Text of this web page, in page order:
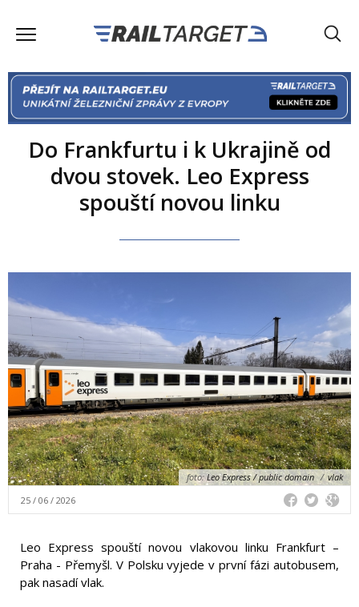
Do Frankfurtu i k Ukrajině od
dvou stovek. Leo Express
spouští novou linku
foto:Leo Express / public domain / vlak
25 / 06 / 2026
Leo Express spouští novou vlakovou linku Frankfurt –
Praha - Přemyšl. V Polsku vyjede v první fázi autobusem,
pak nasadí vlak.